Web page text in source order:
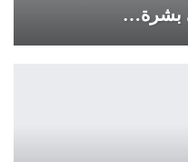
بشرة…